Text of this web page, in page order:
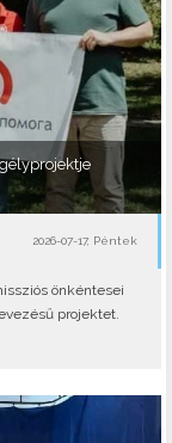
2026-07-17, Péntek
önkéntesei
projektet.